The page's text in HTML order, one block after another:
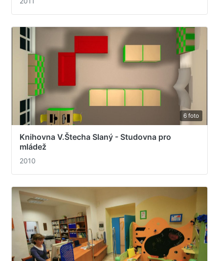
6 foto
Knihovna V.Štecha Slaný - Studovna pro
mládež
2010